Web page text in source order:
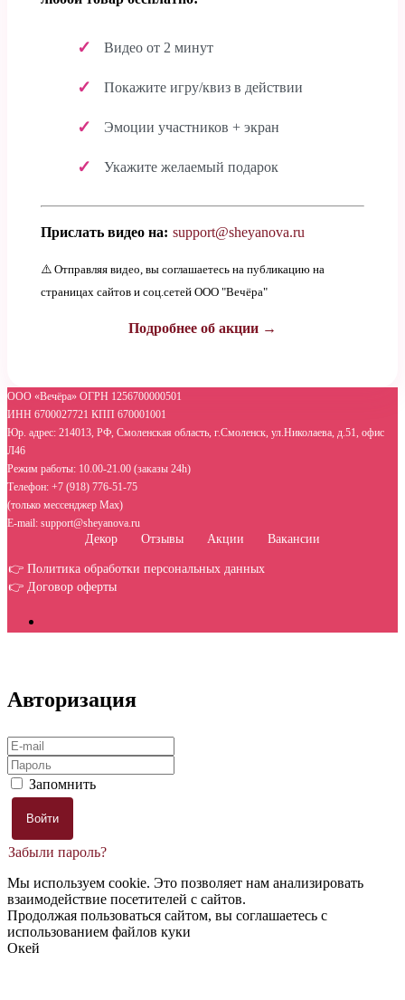
Видео от 2 минут
Покажите игру/квиз в действии
Эмоции участников + экран
Укажите желаемый подарок
Прислать видео на: support@sheyanova.ru
⚠️ Отправляя видео, вы соглашаетесь на публикацию на
страницах сайтов и соц.сетей ООО "Вечёра"
Подробнее об акции →
ООО «Вечёра» ОГРН 1256700000501
ИНН 6700027721 КПП 670001001
Юр. адрес: 214013, РФ, Смоленская область, г.Смоленск, ул.Николаева, д.51, офис
Л46
Режим работы: 10.00-21.00 (заказы 24h)
Телефон: +7 (918) 776-51-75
(только мессенджер Max)
E-mail: support@sheyanova.ru
Декор Отзывы Акции Вакансии
👉 Политика обработки персональных данных
👉 Договор оферты
Авторизация
Запомнить
Забыли пароль?
Мы используем cookie. Это позволяет нам анализировать
взаимодействие посетителей с сайтов.
Продолжая пользоваться сайтом, вы соглашаетесь с
использованием файлов куки
Окей